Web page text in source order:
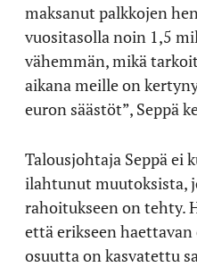
maksanut palkkojen
vuositasolla noin 1,5
vähemmän, mikä
aikana meille on
euron säästöt”, Seppä
Talousjohtaja Seppä ei
ilahtunut muutoksista,
rahoitukseen on tehty.
että erikseen
osuutta on kasvatettu